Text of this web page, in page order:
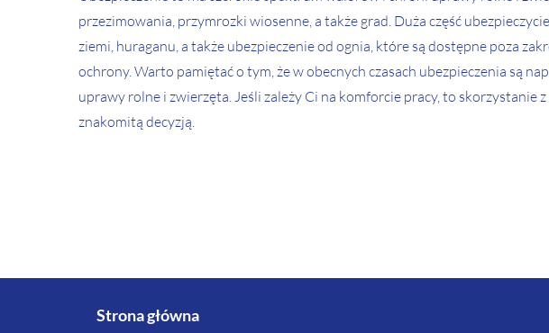
przezimowania, przymrozki wiosenne, a także grad. Duża część
ziemi, huraganu, a także ubezpieczenie od ognia, które są dostępne poza
ochrony. Warto pamiętać o tym, że w obecnych czasach ubezpieczenia są
uprawy rolne i zwierzęta. Jeśli zależy Ci na komforcie pracy, to skorzystanie
znakomitą decyzją.
Strona główna